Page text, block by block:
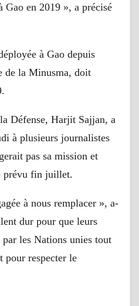
Gao en 2019 », a précisé
à Gao depuis
de la Minusma, doit
Défense, Harjit Sajjan, a
à plusieurs journalistes
pas sa mission et
prévu fin juillet.
à nous remplacer », a-
dur pour que leurs
les Nations unies tout
pour respecter le